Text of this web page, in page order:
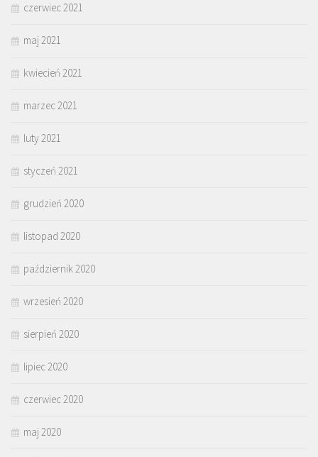
czerwiec 2021
maj 2021
kwiecień 2021
marzec 2021
luty 2021
styczeń 2021
grudzień 2020
listopad 2020
październik 2020
wrzesień 2020
sierpień 2020
lipiec 2020
czerwiec 2020
maj 2020